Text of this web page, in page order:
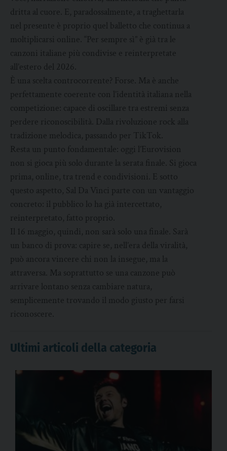
dritta al cuore. E, paradossalmente, a traghettarla
nel presente è proprio quel balletto che continua a
moltiplicarsi online. “Per sempre sì” è già tra le
canzoni italiane più condivise e reinterpretate
all’estero del 2026.
È una scelta controcorrente? Forse. Ma è anche
perfettamente coerente con l’identità italiana nella
competizione: capace di oscillare tra estremi senza
perdere riconoscibilità. Dalla rivoluzione rock alla
tradizione melodica, passando per TikTok.
Resta un punto fondamentale: oggi l’Eurovision
non si gioca più solo durante la serata finale. Si gioca
prima, online, tra trend e condivisioni. E sotto
questo aspetto, Sal Da Vinci parte con un vantaggio
concreto: il pubblico lo ha già intercettato,
reinterpretato, fatto proprio.
Il 16 maggio, quindi, non sarà solo una finale. Sarà
un banco di prova: capire se, nell’era della viralità,
può ancora vincere chi non la insegue, ma la
attraversa. Ma soprattutto se una canzone può
arrivare lontano senza cambiare natura,
semplicemente trovando il modo giusto per farsi
riconoscere.
Ultimi articoli della categoria